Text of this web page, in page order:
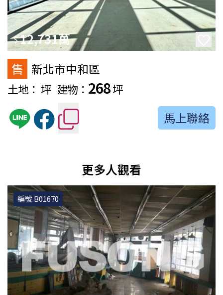
$12,731萬
售 新北市中和區
土地： 坪 建物： 268坪
馬上聯絡
更多人觀看
編號 B01670